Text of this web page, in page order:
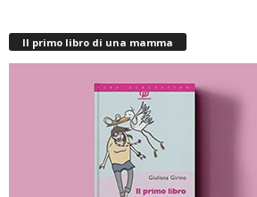
Il primo libro di una mamma